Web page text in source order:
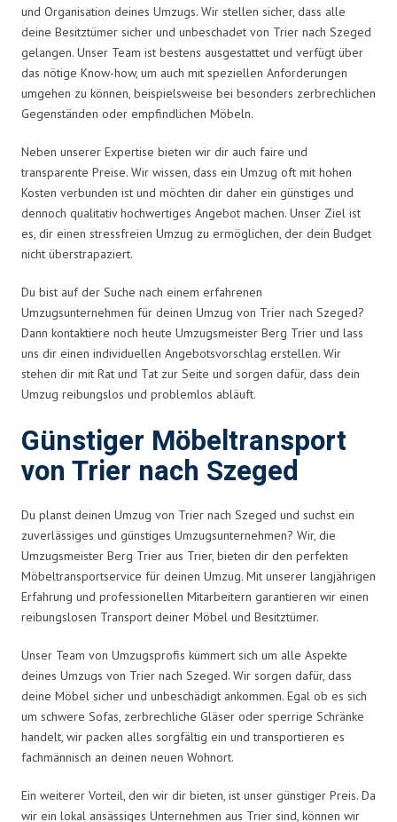
und Organisation deines Umzugs. Wir stellen sicher, dass alle
deine Besitztümer sicher und unbeschadet von Trier nach Szeged
gelangen. Unser Team ist bestens ausgestattet und verfügt über
das nötige Know-how, um auch mit speziellen Anforderungen
umgehen zu können, beispielsweise bei besonders zerbrechlichen
Gegenständen oder empfindlichen Möbeln.
Neben unserer Expertise bieten wir dir auch faire und
transparente Preise. Wir wissen, dass ein Umzug oft mit hohen
Kosten verbunden ist und möchten dir daher ein günstiges und
dennoch qualitativ hochwertiges Angebot machen. Unser Ziel ist
es, dir einen stressfreien Umzug zu ermöglichen, der dein Budget
nicht überstrapaziert.
Du bist auf der Suche nach einem erfahrenen
Umzugsunternehmen für deinen Umzug von Trier nach Szeged?
Dann kontaktiere noch heute Umzugsmeister Berg Trier und lass
uns dir einen individuellen Angebotsvorschlag erstellen. Wir
stehen dir mit Rat und Tat zur Seite und sorgen dafür, dass dein
Umzug reibungslos und problemlos abläuft.
Günstiger Möbeltransport
von Trier nach Szeged
Du planst deinen Umzug von Trier nach Szeged und suchst ein
zuverlässiges und günstiges Umzugsunternehmen? Wir, die
Umzugsmeister Berg Trier aus Trier, bieten dir den perfekten
Möbeltransportservice für deinen Umzug. Mit unserer langjährigen
Erfahrung und professionellen Mitarbeitern garantieren wir einen
reibungslosen Transport deiner Möbel und Besitztümer.
Unser Team von Umzugsprofis kümmert sich um alle Aspekte
deines Umzugs von Trier nach Szeged. Wir sorgen dafür, dass
deine Möbel sicher und unbeschädigt ankommen. Egal ob es sich
um schwere Sofas, zerbrechliche Gläser oder sperrige Schränke
handelt, wir packen alles sorgfältig ein und transportieren es
fachmännisch an deinen neuen Wohnort.
Ein weiterer Vorteil, den wir dir bieten, ist unser günstiger Preis. Da
wir ein lokal ansässiges Unternehmen aus Trier sind, können wir